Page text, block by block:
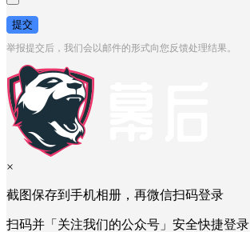
提交
举报提交后，我们会以邮件的形式向您反馈处理结果。
×
截图保存到手机相册，再微信扫码登录
扫码并「关注我们的公众号」安全快捷登录